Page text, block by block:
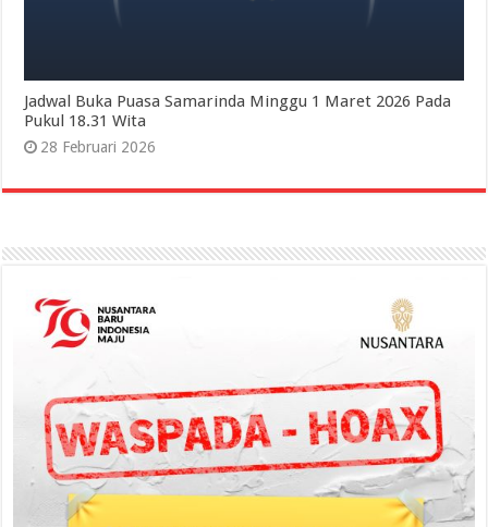
Jadwal Buka Puasa Samarinda Minggu 1 Maret 2026 Pada
Pukul 18.31 Wita
28 Februari 2026